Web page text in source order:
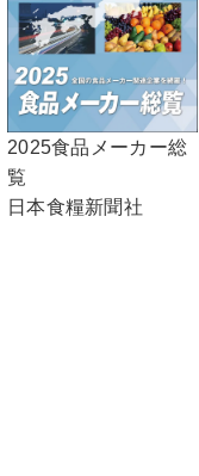
2025食品メーカー総
覧
日本食糧新聞社